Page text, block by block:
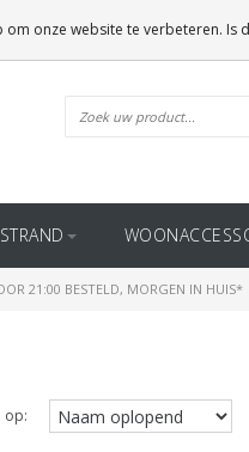
STRAND
21:00 BESTELD, MORGEN IN HUIS*
op:
om onze website te verbeteren. Is